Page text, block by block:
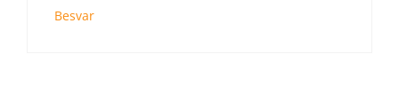
Besvar